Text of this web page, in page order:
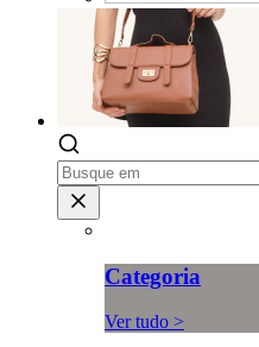
Categoria
Ver tudo >